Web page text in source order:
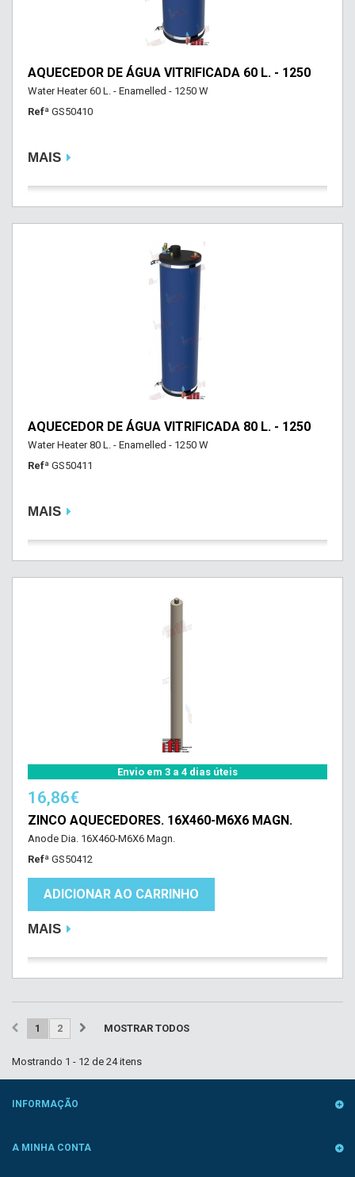
AQUECEDOR DE ÁGUA VITRIFICADA 60 L. - 1250
Water Heater 60 L. - Enamelled - 1250 W
Refª GS50410
MAIS
AQUECEDOR DE ÁGUA VITRIFICADA 80 L. - 1250
Water Heater 80 L. - Enamelled - 1250 W
Refª GS50411
MAIS
Envio em 3 a 4 dias úteis
16,86€
ZINCO AQUECEDORES. 16X460-M6X6 MAGN.
Anode Dia. 16X460-M6X6 Magn.
Refª GS50412
ADICIONAR AO CARRINHO
MAIS
MOSTRAR TODOS
1 2
Mostrando 1 - 12 de 24 itens
INFORMAÇÃO
A MINHA CONTA